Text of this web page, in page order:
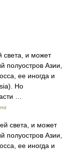
света, и может
полуостров Азии,
ее иногда и
Но
…
света, и может
полуостров Азии,
ее иногда и